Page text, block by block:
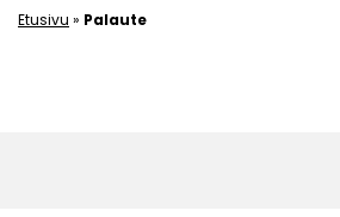
Etusivu » Palaute